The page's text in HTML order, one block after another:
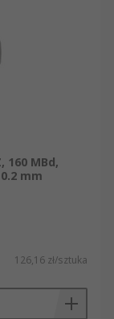
160 MBd,
mm
126,16 zł/sztuka